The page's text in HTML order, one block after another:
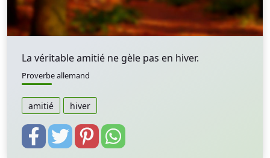
La véritable amitié ne gèle pas en hiver.
Proverbe allemand
amitié hiver